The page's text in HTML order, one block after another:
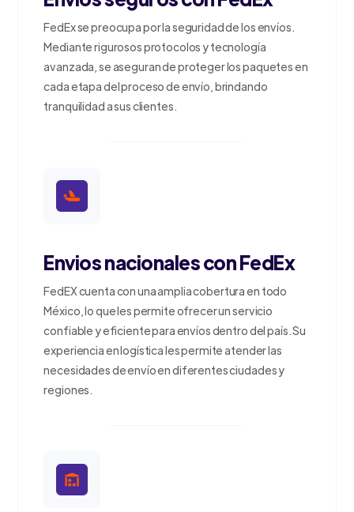
FedEx se preocupa por la seguridad de los envíos.
Mediante rigurosos protocolos y tecnología
avanzada, se aseguran de proteger los paquetes en
cada etapa del proceso de envío, brindando
tranquilidad a sus clientes.
Envios nacionales con FedEx
FedEX cuenta con una amplia cobertura en todo
México, lo que les permite ofrecer un servicio
confiable y eficiente para envíos dentro del país. Su
experiencia en logística les permite atender las
necesidades de envío en diferentes ciudades y
regiones.